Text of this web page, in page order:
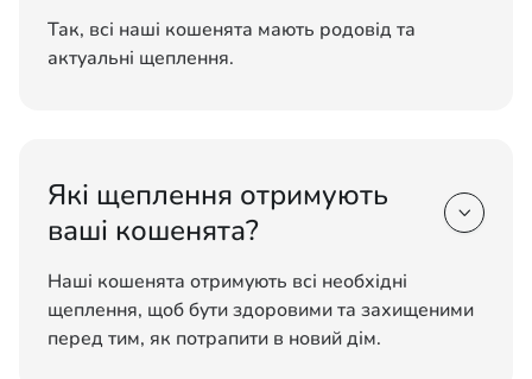
Так, всі наші кошенята мають родовід та
актуальні щеплення.
Які щеплення отримують
ваші кошенята?

Наші кошенята отримують всі необхідні
щеплення, щоб бути здоровими та захищеними
перед тим, як потрапити в новий дім.